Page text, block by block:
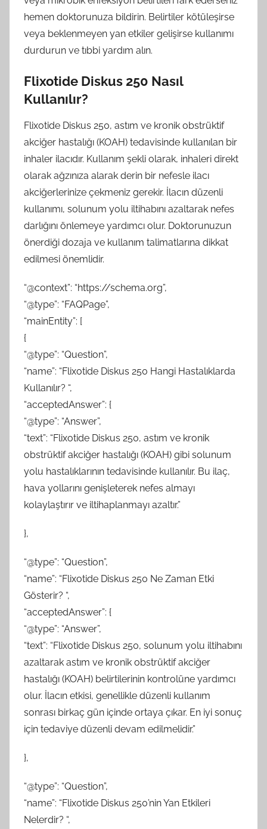
hemen doktorunuza bildirin. Belirtiler kötüleşirse
veya beklenmeyen yan etkiler gelişirse kullanımı
durdurun ve tıbbi yardım alın.
Flixotide Diskus 250 Nasıl
Kullanılır?
Flixotide Diskus 250, astım ve kronik obstrüktif
akciğer hastalığı (KOAH) tedavisinde kullanılan bir
inhaler ilacıdır. Kullanım şekli olarak, inhaleri direkt
olarak ağzınıza alarak derin bir nefesle ilacı
akciğerlerinize çekmeniz gerekir. İlacın düzenli
kullanımı, solunum yolu iltihabını azaltarak nefes
darlığını önlemeye yardımcı olur. Doktorunuzun
önerdiği dozaja ve kullanım talimatlarına dikkat
edilmesi önemlidir.
“@context”: “https://schema.org”,
“@type”: “FAQPage”,
“mainEntity”: [
{
“@type”: “Question”,
“name”: “Flixotide Diskus 250 Hangi Hastalıklarda
Kullanılır? “,
“acceptedAnswer”: {
“@type”: “Answer”,
“text”: “Flixotide Diskus 250, astım ve kronik
obstrüktif akciğer hastalığı (KOAH) gibi solunum
yolu hastalıklarının tedavisinde kullanılır. Bu ilaç,
hava yollarını genişleterek nefes almayı
kolaylaştırır ve iltihaplanmayı azaltır.”
},
“@type”: “Question”,
“name”: “Flixotide Diskus 250 Ne Zaman Etki
Gösterir? “,
“acceptedAnswer”: {
“@type”: “Answer”,
“text”: “Flixotide Diskus 250, solunum yolu iltihabını
azaltarak astım ve kronik obstrüktif akciğer
hastalığı (KOAH) belirtilerinin kontrolüne yardımcı
olur. İlacın etkisi, genellikle düzenli kullanım
sonrası birkaç gün içinde ortaya çıkar. En iyi sonuç
için tedaviye düzenli devam edilmelidir.”
},
“@type”: “Question”,
“name”: “Flixotide Diskus 250’nin Yan Etkileri
Nelerdir? “,